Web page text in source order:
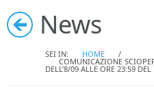
Home
Area Docenti
News
SEI IN: HOME /
COMUNICAZIONE
DELL’8/09 ALLE ORE 23:59